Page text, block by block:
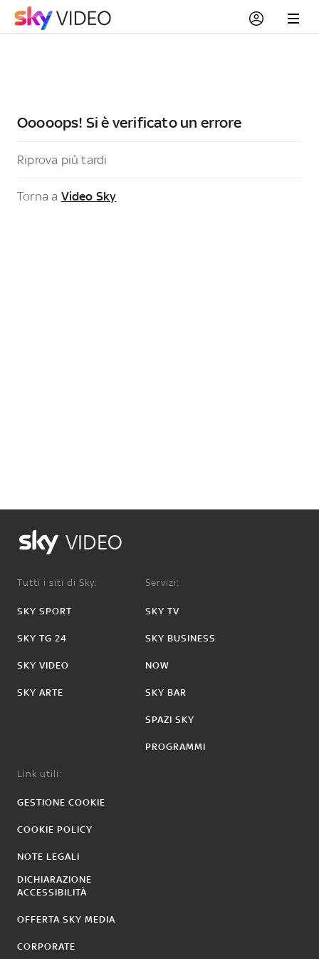
Ooooops! Si è verificato un errore
Riprova più tardi
Torna a Video Sky
VIDEO
Tutti i siti di Sky:
SKY SPORT
SKY TG 24
SKY VIDEO
SKY ARTE
Servizi:
SKY TV
SKY BUSINESS
NOW
SKY BAR
SPAZI SKY
PROGRAMMI
Link utili:
GESTIONE COOKIE
COOKIE POLICY
NOTE LEGALI
DICHIARAZIONE
ACCESSIBILITÀ
OFFERTA SKY MEDIA
CORPORATE